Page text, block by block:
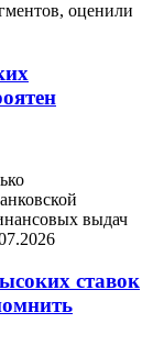
оценили
выдач
ставок